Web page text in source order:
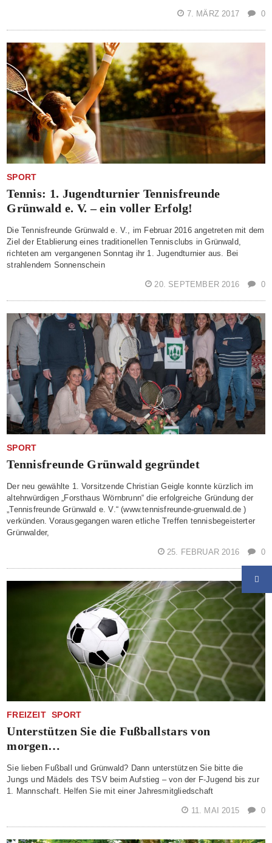
7. MÄRZ 2017 0
SPORT
Tennis: 1. Jugendturnier Tennisfreunde
Grünwald e. V. – ein voller Erfolg!
Die Tennisfreunde Grünwald e. V., im Februar 2016 angetreten mit dem
Ziel der Etablierung eines traditionellen Tennisclubs in Grünwald,
richteten am vergangenen Sonntag ihr 1. Jugendturnier aus. Bei
strahlendem Sonnenschein
20. SEPTEMBER 2016 0
SPORT
Tennisfreunde Grünwald gegründet
Der neu gewählte 1. Vorsitzende Christian Geigle konnte kürzlich im
altehrwürdigen „Forsthaus Wörnbrunn“ die erfolgreiche Gründung der
„Tennisfreunde Grünwald e. V.“ (www.tennisfreunde-gruenwald.de )
verkünden. Vorausgegangen waren etliche Treffen tennisbegeisterter
Grünwalder,
25. FEBRUAR 2016 0
FREIZEIT SPORT
Unterstützen Sie die Fußballstars von
morgen…
Sie lieben Fußball und Grünwald? Dann unterstützen Sie bitte die
Jungs und Mädels des TSV beim Aufstieg – von der F‐Jugend bis zur
1. Mannschaft. Helfen Sie mit einer Jahresmitgliedschaft
11. MAI 2015 0